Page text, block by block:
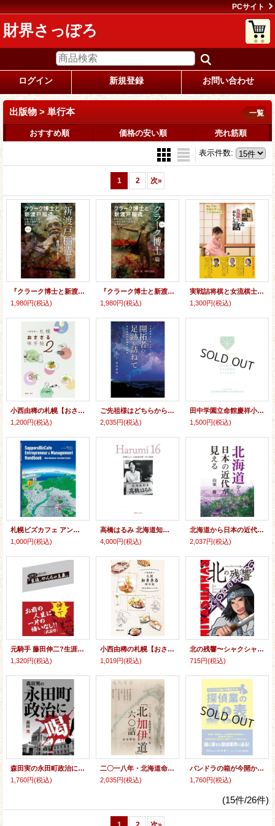
PCサイト
財界さっぽろ
ログイン 新規登録 お問い合わせ
出版物 > 単行本 一覧
おすすめ順 価格の安い順 売れ筋順
表示件数:
1 2 次»
『クラーク博士と新渡戸稲造』-日本の民主主義と人格主義教育思想の源流を訪ねて-『第2部 新渡戸稲造篇』
1,980円(税込)
『クラーク博士と新渡戸稲造』-日本の民主主義と人格主義教育思想の源流を訪ねて-『第1部 クラーク博士篇』
1,980円(税込)
実戦詰将棋と女流棋士のおもしろ話
1,300円(税込)
小西由稀の札幌【おささる】味手帖2
1,200円(税込)
ご先祖様はどちらから 開拓者の足跡を訪ねて 都府県別北海道移住記録
2,035円(税込)
田中学園立命館慶祥小学校開校記念誌 田中賢介はなぜ小学校をつくったのか
1,500円(税込)
札幌ビズカフェ アントレプレナー&マネジメント ハンドブック
1,000円(税込)
高橋はるみ 北海道知事16年の軌跡
4,000円(税込)
北海道から日本の近代が見える
2,037円(税込)
元騎手 藤田伸二?生涯、やんちゃ主義?
1,320円(税込)
小西由稀の札幌【おささる】味手帖〜飲・食・買のおいしい店〜
1,019円(税込)
北の残響〜シャクシャイン伝
715円(税込)
森田実の永田町政治に喝！
1,760円(税込)
二〇一八年・北海道命名一五〇年「北加伊道」六〇話
2,035円(税込)
パンドラの箱が今開かれる 探偵業の裏と表
1,760円(税込)
(15件/26件)